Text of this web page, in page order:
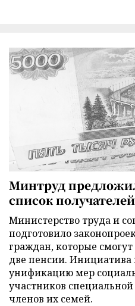
Минтруд
список
Министерство труда и
подготовило
граждан, которые
две пенсии. Инициатива
унификацию мер
участников
членов их семей.